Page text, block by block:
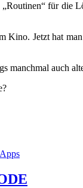
„Routinen“ für die
Kino. Jetzt hat
manchmal auch